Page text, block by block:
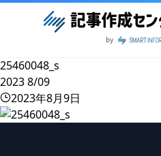
25460048_s
20238/09
2023年8月9日